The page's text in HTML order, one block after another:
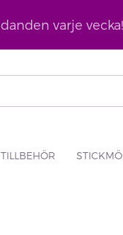
varje vecka!
TILLBEHÖR